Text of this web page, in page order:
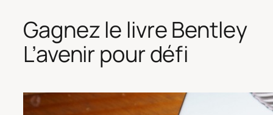
Gagnez le livre Bentley
L’avenir pour défi